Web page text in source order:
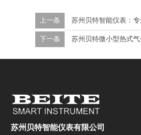
上一条 苏州贝特智能仪表：
下一条 苏州贝特微小型热式
苏州贝特智能仪表有限公司